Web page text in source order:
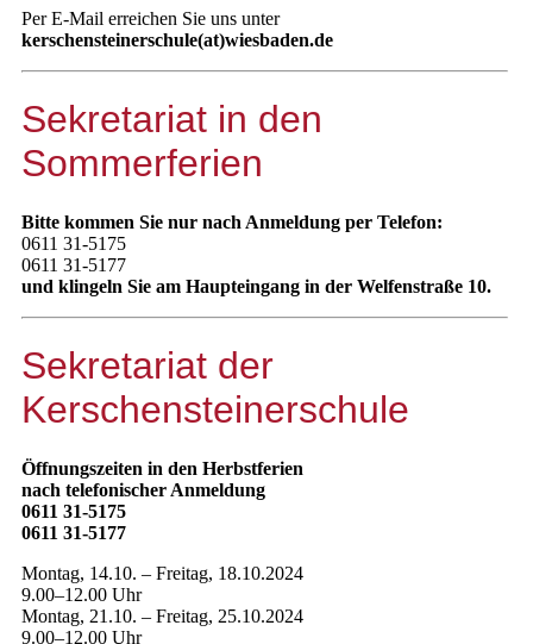
Per E-Mail erreichen Sie uns unter
kerschensteinerschule(at)wiesbaden.de
Sekretariat in den
Sommerferien
Bitte kommen Sie nur nach Anmeldung per Telefon:
0611 31-5175
0611 31-5177
und klingeln Sie am Haupteingang in der Welfenstraße 10.
Sekretariat der
Kerschensteinerschule
Öffnungszeiten in den Herbstferien
nach telefonischer Anmeldung
0611 31-5175
0611 31-5177
Montag, 14.10. – Freitag, 18.10.2024
9.00–12.00 Uhr
Montag, 21.10. – Freitag, 25.10.2024
9.00–12.00 Uhr